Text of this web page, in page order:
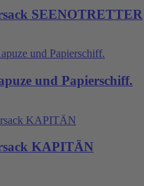
SEENOTRETTER
und Papierschiff.
KAPITÄN